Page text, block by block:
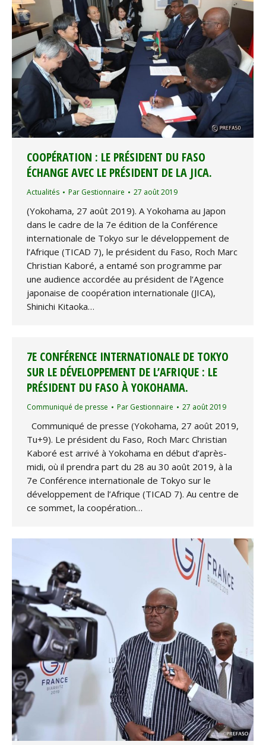
COOPÉRATION : LE PRÉSIDENT DU FASO
ÉCHANGE AVEC LE PRÉSIDENT DE LA JICA.
Actualités Par Gestionnaire 27 août 2019
(Yokohama, 27 août 2019). A Yokohama au Japon
dans le cadre de la 7e édition de la Conférence
internationale de Tokyo sur le développement de
l’Afrique (TICAD 7), le président du Faso, Roch Marc
Christian Kaboré, a entamé son programme par
une audience accordée au président de l’Agence
japonaise de coopération internationale (JICA),
Shinichi Kitaoka…
7E CONFÉRENCE INTERNATIONALE DE TOKYO
SUR LE DÉVELOPPEMENT DE L’AFRIQUE : LE
PRÉSIDENT DU FASO À YOKOHAMA.
Communiqué de presse Par Gestionnaire 27 août 2019
Communiqué de presse (Yokohama, 27 août 2019,
Tu+9). Le président du Faso, Roch Marc Christian
Kaboré est arrivé à Yokohama en début d’après-
midi, où il prendra part du 28 au 30 août 2019, à la
7e Conférence internationale de Tokyo sur le
développement de l’Afrique (TICAD 7). Au centre de
ce sommet, la coopération…